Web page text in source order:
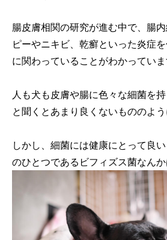
腸皮膚相関の研究が進む中で、腸
ピーやニキビ、乾癬といった炎症
に関わっていることがわかっていま
人も犬も皮膚や腸に色々な細菌を
と聞くとあまり良くないもののよう
しかし、細菌には健康にとって良
のひとつであるビフィズス菌なんか